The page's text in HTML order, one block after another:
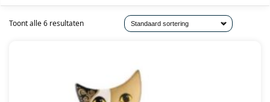
Toont alle 6 resultaten